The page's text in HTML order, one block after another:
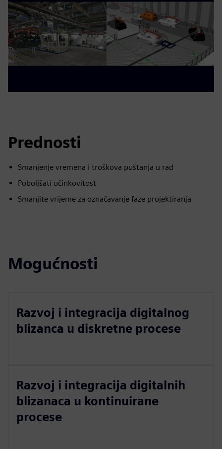
Prednosti
Smanjenje vremena i troškova puštanja u rad
Poboljšati učinkovitost
Smanjite vrijeme za označavanje faze projektiranja
Mogućnosti
Razvoj i integracija digitalnog
blizanca u diskretne procese
Razvoj i integracija digitalnih
blizanaca u kontinuirane
procese